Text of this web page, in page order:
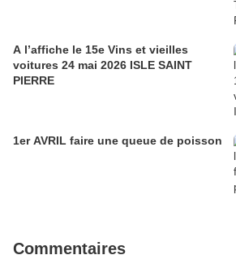
A l’affiche le 15e Vins et vieilles
voitures 24 mai 2026 ISLE SAINT
PIERRE
1er AVRIL faire une queue de poisson
Commentaires